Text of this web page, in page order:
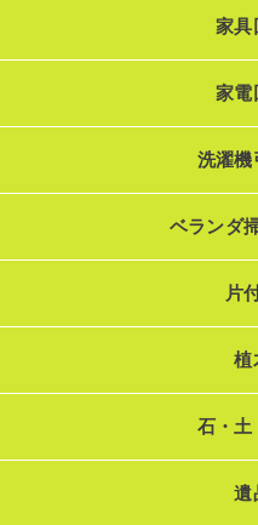
家具
家電
洗濯機
ベランダ
片
植
石・土
遺